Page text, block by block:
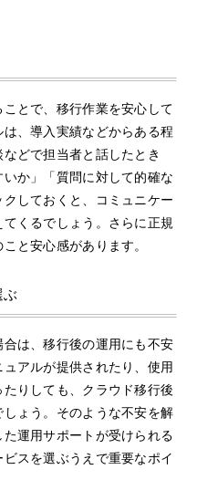
とで、移行作業を安心して
、導入実績などからある程
どで担当者と話したとき
か」「質問に対して的確な
しておくと、コミュニケー
くるでしょう。さらに正規
と安心感があります。
ぶ
は、移行後の運用にも不安
アルが提供されたり、使用
りしても、クラウド移行後
ょう。そのような不安を解
運用サポートが受けられる
スを選ぶうえで重要なポイ